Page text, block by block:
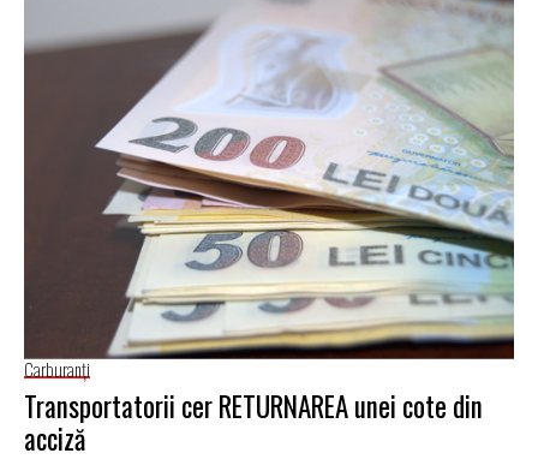
Carburanţi
Transportatorii cer RETURNAREA unei cote din
acciză